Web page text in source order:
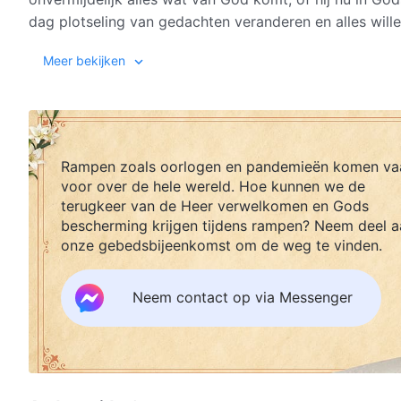
dag plotseling van gedachten veranderen en alles
God gebruikt Zijn leven om alle dingen te voorzien,
juiste orde met Zijn macht en gezag. Dit is een feit
onbegrijpelijke feiten zijn precies de uiting en een
geheim vertellen: de grootsheid van het leven van
enig schepsel. Zo is het nu, zo was het in het
Het tweede geheim dat Ik zal delen is dit: de
ze ook zijn in levensvorm of structuur, en wat voor
tegen het door God bepaalde levenspad keren. Hoe
zonder Gods zorg, bescherming en voorziening kan
was dat hij het zou ontvangen, hoe ijverig hij het ook
Meer bekijken
Rampen zoals oorlogen en pandemieën komen
voor over de hele wereld. Hoe kunnen we de
terugkeer van de Heer verwelkomen en Gods
bescherming krijgen tijdens rampen? Neem deel
onze gebedsbijeenkomst om de weg te vinden.
Neem contact op via Messenger